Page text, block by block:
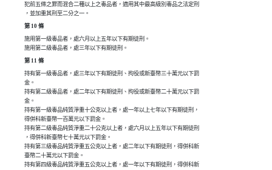
犯前五條之罪而混合二種以上之毒品者，適用其中最高級別毒品之法定刑
，並加重其刑至二分之一。
第 10 條
施用第一級毒品者，處六月以上五年以下有期徒刑。
施用第二級毒品者，處三年以下有期徒刑。
第 11 條
持有第一級毒品者，處三年以下有期徒刑、拘役或新臺幣三十萬元以下罰
金。
持有第二級毒品者，處二年以下有期徒刑、拘役或新臺幣二十萬元以下罰
金。
持有第一級毒品純質淨重十公克以上者，處一年以上七年以下有期徒刑，
得併科新臺幣一百萬元以下罰金。
持有第二級毒品純質淨重二十公克以上者，處六月以上五年以下有期徒刑
，得併科新臺幣七十萬元以下罰金。
持有第三級毒品純質淨重五公克以上者，處二年以下有期徒刑，得併科新
臺幣二十萬元以下罰金。
持有第四級毒品純質淨重五公克以上者，處一年以下有期徒刑，得併科新